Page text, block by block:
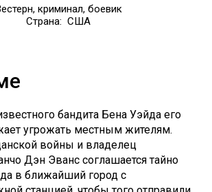
криминал, боевик
Страна: США
бандита Бена Уэйда его
угрожать местным жителям.
войны и владелец
Дэн Эванс соглашается тайно
в ближайший город с